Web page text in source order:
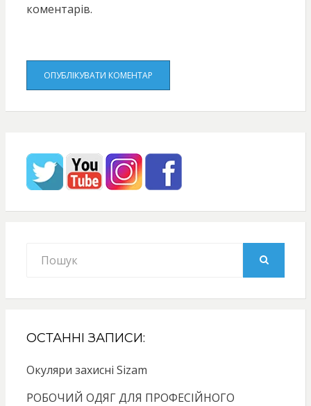
коментарів.
for:
ОСТАННІ ЗАПИСИ:
Окуляри захисні Sizam
РОБОЧИЙ ОДЯГ ДЛЯ ПРОФЕСІЙНОГО